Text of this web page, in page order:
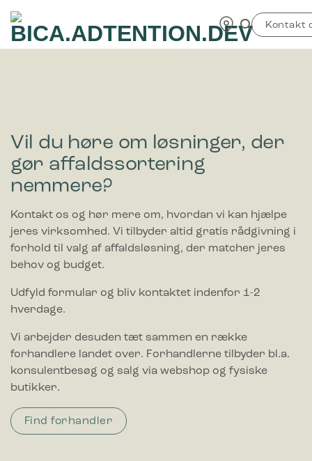
indhold
Kontakt
Vil du høre om løsninger, der
gør affaldssortering
nemmere?
Kontakt os og hør mere om, hvordan vi kan hjælpe
jeres virksomhed. Vi tilbyder altid gratis rådgivning i
forhold til valg af affaldsløsning, der matcher jeres
behov og budget.
Udfyld formular og bliv kontaktet indenfor 1-2
hverdage.
Vi arbejder desuden tæt sammen en række
forhandlere landet over. Forhandlerne tilbyder bl.a.
konsulentbesøg og salg via webshop og fysiske
butikker.
Find forhandler